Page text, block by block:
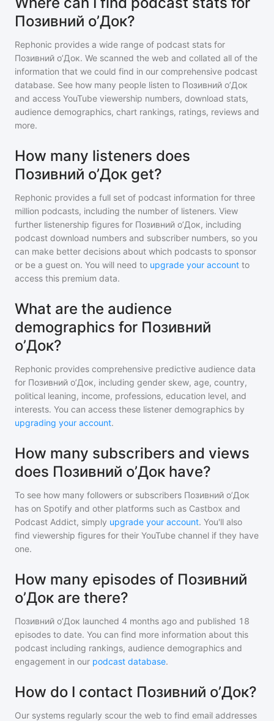
Позивний оʼДок?
Rephonic provides a wide range of podcast stats for
Позивний оʼДок. We scanned the web and collated all of the
information that we could find in our comprehensive podcast
database. See how many people listen to Позивний оʼДок
and access YouTube viewership numbers, download stats,
audience demographics, chart rankings, ratings, reviews and
more.
How many listeners does
Позивний оʼДок get?
Rephonic provides a full set of podcast information for three
million podcasts, including the number of listeners. View
further listenership figures for Позивний оʼДок, including
podcast download numbers and subscriber numbers, so you
can make better decisions about which podcasts to sponsor
or be a guest on. You will need to upgrade your account to
access this premium data.
What are the audience
demographics for Позивний
оʼДок?
Rephonic provides comprehensive predictive audience data
for Позивний оʼДок, including gender skew, age, country,
political leaning, income, professions, education level, and
interests. You can access these listener demographics by
upgrading your account.
How many subscribers and views
does Позивний оʼДок have?
To see how many followers or subscribers Позивний оʼДок
has on Spotify and other platforms such as Castbox and
Podcast Addict, simply upgrade your account. You'll also
find viewership figures for their YouTube channel if they have
one.
How many episodes of Позивний
оʼДок are there?
Позивний оʼДок launched 4 months ago and published 18
episodes to date. You can find more information about this
podcast including rankings, audience demographics and
engagement in our podcast database.
How do I contact Позивний оʼДок?
Our systems regularly scour the web to find email addresses